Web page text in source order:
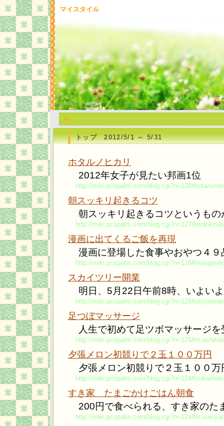
マイスタイル
<<
トップ 2012/5/1 ～ 5/31
ホタルノヒカリ
2012年女子が見たい邦画1位
http://miki.pcspalm.com/
朝スッキリ起きるコツ
朝スッキリ起きるコツというも
http://miki.pcspalm.com/
漫画に出てくるご飯を再現
漫画に登場した食事やおやつ４９
http://miki.pcspalm.com/
スカイツリー開業
明日、5月22日午前8時、いよい
http://miki.pcspalm.com/
足つぼマッサージ
人生で初めて足ツボマッサージ
http://miki.pcspalm.com/blog.cgi?n=125#m-
夕張メロン初競りで２玉１００万円
夕張メロン初競りで２玉１００
http://miki.pcspalm.com/
すき家 たまごかけごはん朝食
200円で食べられる、すき家のた
http://miki.pcspalm.com/blog.cgi?n=124#m-